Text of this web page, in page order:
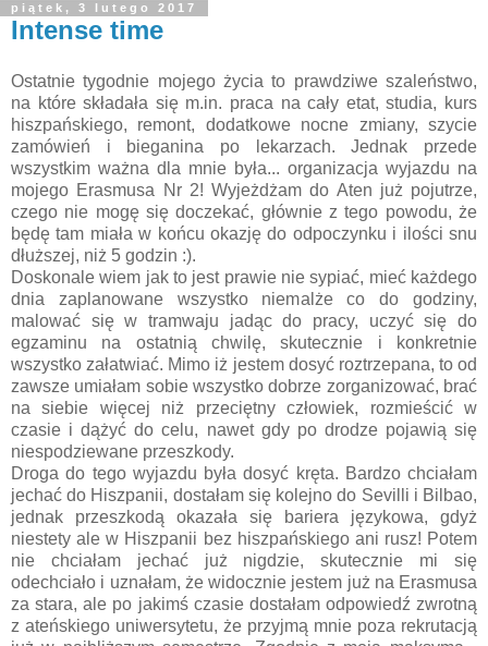
piątek, 3 lutego 2017
Intense time
Ostatnie tygodnie mojego życia to prawdziwe szaleństwo,
na które składała się m.in. praca na cały etat, studia, kurs
hiszpańskiego, remont, dodatkowe nocne zmiany, szycie
zamówień i bieganina po lekarzach. Jednak przede
wszystkim ważna dla mnie była... organizacja wyjazdu na
mojego Erasmusa Nr 2! Wyjeżdżam do Aten już pojutrze,
czego nie mogę się doczekać, głównie z tego powodu, że
będę tam miała w końcu okazję do odpoczynku i ilości snu
dłuższej, niż 5 godzin :).
Doskonale wiem jak to jest prawie nie sypiać, mieć każdego
dnia zaplanowane wszystko niemalże co do godziny,
malować się w tramwaju jadąc do pracy, uczyć się do
egzaminu na ostatnią chwilę, skutecznie i konkretnie
wszystko załatwiać. Mimo iż jestem dosyć roztrzepana, to od
zawsze umiałam sobie wszystko dobrze zorganizować, brać
na siebie więcej niż przeciętny człowiek, rozmieścić w
czasie i dążyć do celu, nawet gdy po drodze pojawią się
niespodziewane przeszkody.
Droga do tego wyjazdu była dosyć kręta. Bardzo chciałam
jechać do Hiszpanii, dostałam się kolejno do Sevilli i Bilbao,
jednak przeszkodą okazała się bariera językowa, gdyż
niestety ale w Hiszpanii bez hiszpańskiego ani rusz! Potem
nie chciałam jechać już nigdzie, skutecznie mi się
odechciało i uznałam, że widocznie jestem już na Erasmusa
za stara, ale po jakimś czasie dostałam odpowiedź zwrotną
z ateńskiego uniwersytetu, że przyjmą mnie poza rekrutacją